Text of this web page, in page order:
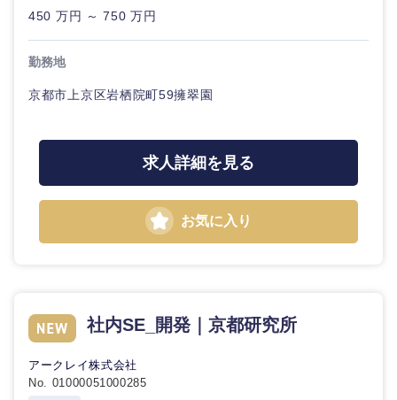
450 万円 ～ 750 万円
勤務地
京都市上京区岩栖院町59擁翠園
求人詳細を見る
お気に入り
社内SE_開発｜京都研究所
アークレイ株式会社
No. 01000051000285